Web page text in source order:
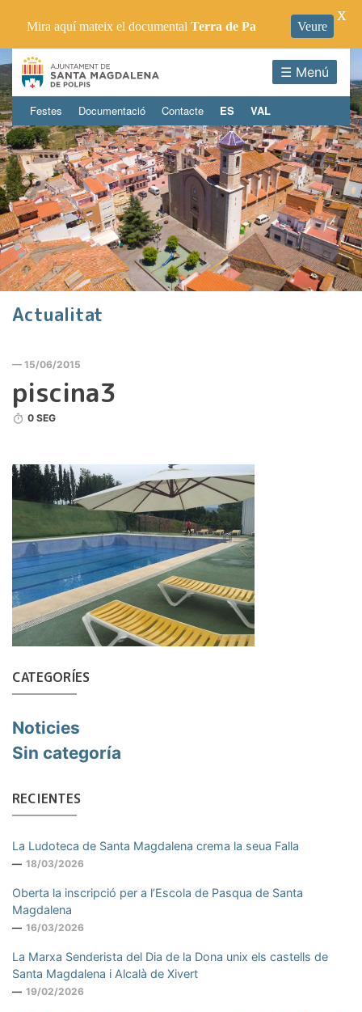
☰ Menú
Festes Documentació Contacte ES VAL
Actualitat
— 15/06/2015
piscina3
0 SEG
CATEGORÍES
Noticies
Sin categoría
RECIENTES
La Ludoteca de Santa Magdalena crema la seua Falla
18/03/2026
Oberta la inscripció per a l’Escola de Pasqua de Santa
Magdalena
16/03/2026
La Marxa Senderista del Dia de la Dona unix els castells de
Santa Magdalena i Alcalà de Xivert
19/02/2026
Mira aquí mateix el documental Terra de Pa Veure
X